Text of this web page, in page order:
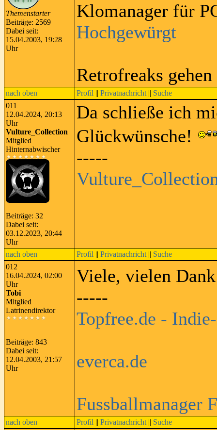
Themenstarter
Beiträge: 2569
Dabei seit:
15.04.2003, 19:28
Uhr
Klomanager für
Hochgewürgt
Retrofreaks
nach oben Profil || Privatnachricht || Suche
011
12.04.2024, 20:13
Uhr
Vulture_Collection
Mitglied
Hinternabwischer
Beiträge: 32
Dabei seit:
03.12.2023, 20:44
Uhr
Da schließe ich
Glückwünsche!
-----
nach oben Profil || Privatnachricht || Suche
012
16.04.2024, 02:00
Uhr
Tobi
Mitglied
Latrinendirektor
Beiträge: 843
Dabei seit:
12.04.2003, 21:57
Uhr
Viele, vielen
-----
Topfree.de -
everca.de
Fussballmanager
nach oben Profil || Privatnachricht || Suche